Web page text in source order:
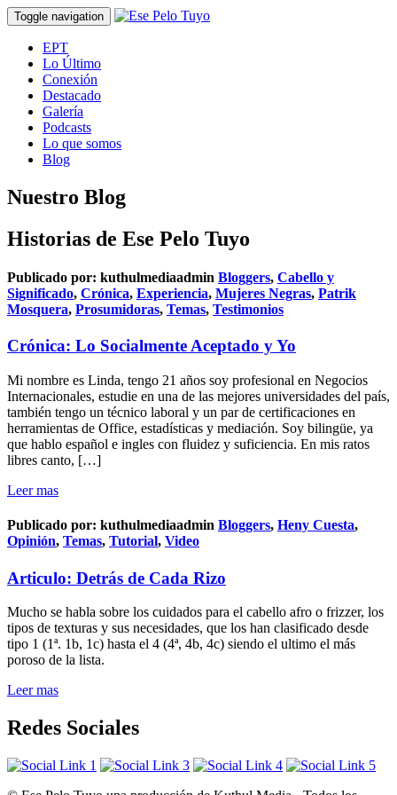
Toggle navigation
EPT
Lo Último
Conexión
Destacado
Galería
Podcasts
Lo que somos
Blog
Nuestro Blog
Historias de Ese Pelo Tuyo
Publicado por: kuthulmediaadmin Bloggers, Cabello y
Significado, Crónica, Experiencia, Mujeres Negras, Patrik
Mosquera, Prosumidoras, Temas, Testimonios
Crónica: Lo Socialmente Aceptado y Yo
Mi nombre es Linda, tengo 21 años soy profesional en Negocios
Internacionales, estudie en una de las mejores universidades del país,
también tengo un técnico laboral y un par de certificaciones en
herramientas de Office, estadísticas y mediación. Soy bilingüe, ya
que hablo español e ingles con fluidez y suficiencia. En mis ratos
libres canto, […]
Leer mas
Publicado por: kuthulmediaadmin Bloggers, Heny Cuesta,
Opinión, Temas, Tutorial, Video
Articulo: Detrás de Cada Rizo
Mucho se habla sobre los cuidados para el cabello afro o frizzer, los
tipos de texturas y sus necesidades, que los han clasificado desde
tipo 1 (1ª. 1b, 1c) hasta el 4 (4ª, 4b, 4c) siendo el ultimo el más
poroso de la lista.
Leer mas
Redes Sociales